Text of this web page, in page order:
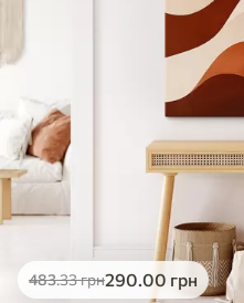
483.33грн290.00 грн